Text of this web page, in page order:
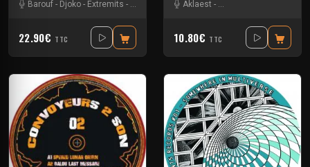
Barouf - Djoko - Extremits - Okult' Ounts -Sekt'- Sroot
22.90€ TTC
Aklaest - Androgyn network
10.80€ TTC